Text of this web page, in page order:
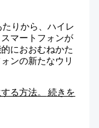
りから、ハイレ
マートフォンが
におおむねかた
ンの新たなウリ
る方法。
続きを